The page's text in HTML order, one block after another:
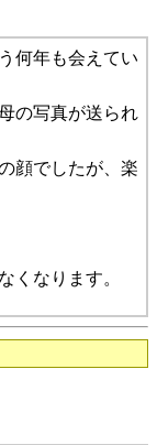
何年も会えてい
の写真が送られ
顔でしたが、楽
くなります。